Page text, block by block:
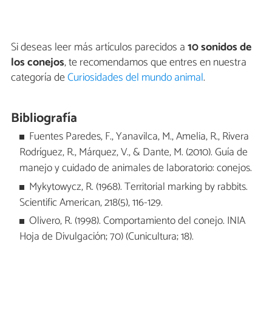
Si deseas leer más artículos parecidos a10 sonidos de
los conejos, te recomendamos que entres en nuestra
categoría deCuriosidades del mundo animal.
Bibliografía
Fuentes Paredes, F., Yanavilca, M., Amelia, R., Rivera
Rodríguez, R., Márquez, V., & Dante, M. (2010). Guía de
manejo y cuidado de animales de laboratorio: conejos.
Mykytowycz, R. (1968). Territorial marking by rabbits.
Scientific American, 218(5), 116-129.
Olivero, R. (1998). Comportamiento del conejo. INIA
Hoja de Divulgación; 70) (Cunicultura; 18).